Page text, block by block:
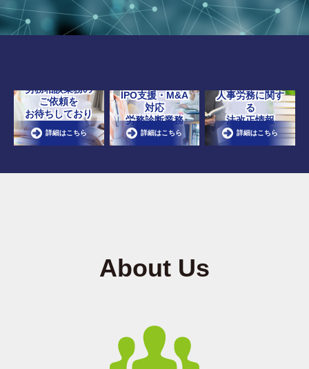
労務相談業務の
ご依頼を
お待ちしており
詳細はこちら
IPO支援・M&A
対応
労務診断業務
詳細はこちら
人事労務に関す
る
法改正情報
詳細はこちら
About Us